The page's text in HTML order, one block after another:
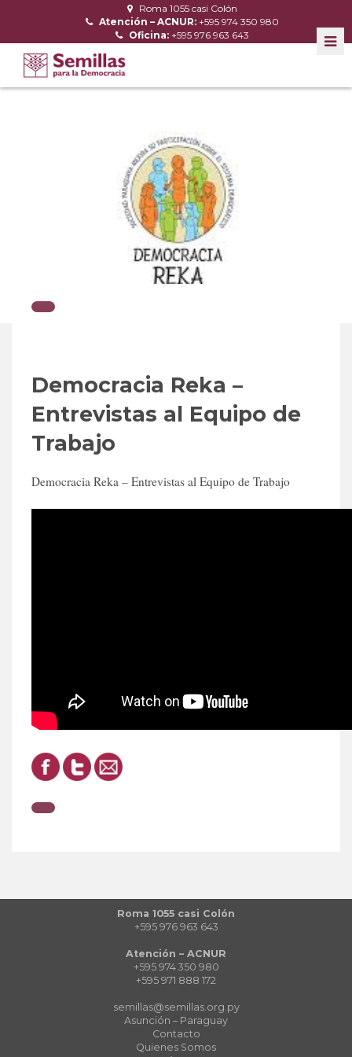
Roma 1055 casi Colón
Atención – ACNUR: +595 974 350 980
Oficina: +595 976 963 643
Democracia Reka –
Entrevistas al Equipo de
Trabajo
Democracia Reka – Entrevistas al Equipo de Trabajo
Roma 1055 casi Colón
+595 976 963 643
Atención – ACNUR
+595 974 350 980
+595 971 888 172
semillas@semillas.org.py
Asunción – Paraguay
Contacto
Quienes Somos